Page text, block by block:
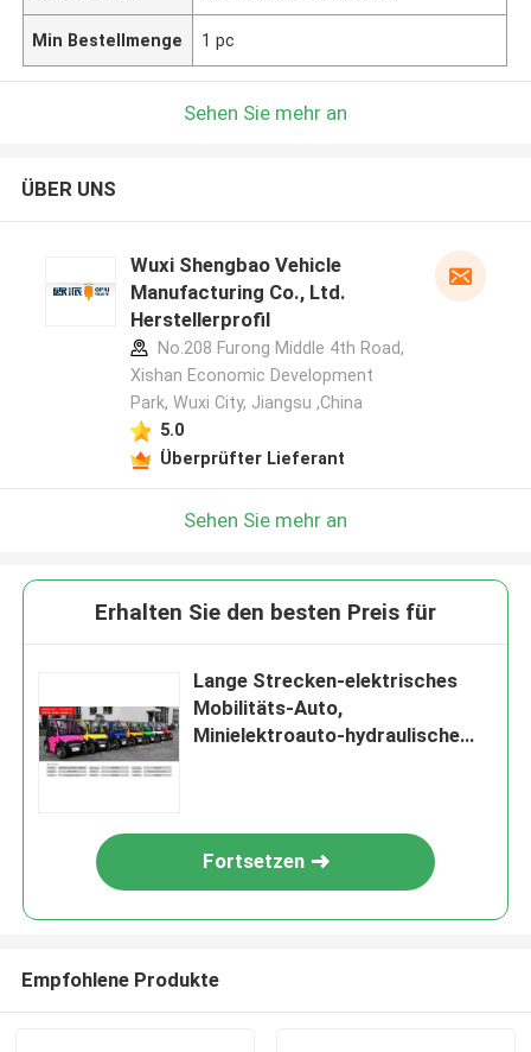
Min Bestellmenge 1 pc
Sehen Sie mehr an
ÜBER UNS
Wuxi Shengbao Vehicle
Manufacturing Co., Ltd.
Herstellerprofil
No.208 Furong Middle 4th Road,
Xishan Economic Development
Park, Wuxi City, Jiangsu ,China
5.0
Überprüfter Lieferant
Sehen Sie mehr an
Erhalten Sie den besten Preis für
Lange Strecken-elektrisches
Mobilitäts-Auto,
Minielektroauto-hydraulische
Fortsetzen
Empfohlene Produkte